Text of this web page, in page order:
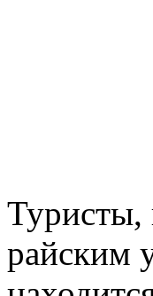
Туристы,
райским